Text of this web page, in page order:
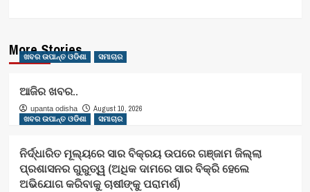
More Stories
ଖବର ଉପାନ୍ତ ଓଡିଶା ସମାଚାର
ଆଜିର ଖବର..
upanta odisha
August 10, 2026
ଖବର ଉପାନ୍ତ ଓଡିଶା
ସମାଚାର
ନିର୍ଦ୍ଧାରିତ ମୂଲ୍ୟରେ ସାର ବିକ୍ରୟ ଉପରେ ଗଞ୍ଜାମ ଜିଲ୍ଲା
ପ୍ରଶାସନର ଗୁରୁତ୍ୱ (ଅଧିକ ଦାମରେ ସାର ବିକ୍ରି ହେଲେ
ଅଭିଯୋଗ କରିବାକୁ ଚାଷୀଙ୍କୁ ପରାମର୍ଶ)